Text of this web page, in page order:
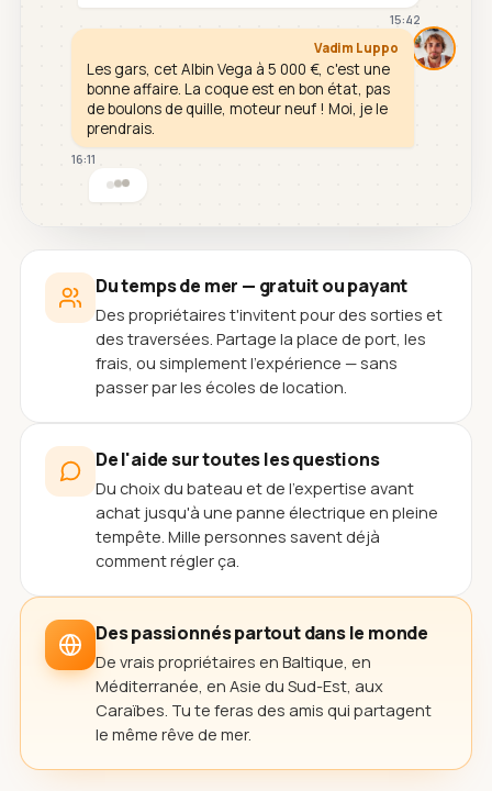
15:42
Vadim Luppo
Les gars, cet Albin Vega à 5 000 €, c'est une
bonne affaire. La coque est en bon état, pas
de boulons de quille, moteur neuf ! Moi, je le
prendrais.
16:11
Du temps de mer — gratuit ou payant
Des propriétaires t'invitent pour des sorties et
des traversées. Partage la place de port, les
frais, ou simplement l'expérience — sans
passer par les écoles de location.
De l'aide sur toutes les questions
Du choix du bateau et de l'expertise avant
achat jusqu'à une panne électrique en pleine
tempête. Mille personnes savent déjà
comment régler ça.
Des passionnés partout dans le monde
De vrais propriétaires en Baltique, en
Méditerranée, en Asie du Sud-Est, aux
Caraïbes. Tu te feras des amis qui partagent
le même rêve de mer.